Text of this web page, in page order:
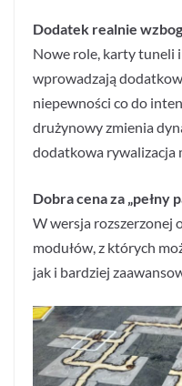
Dodatek realnie
Nowe role, karty tuneli
wprowadzają
niepewności co do
drużynowy zmienia
dodatkowa rywalizacja
Dobra cena za „pełny
W wersja rozszerzonej
modułów, z których
jak i bardziej